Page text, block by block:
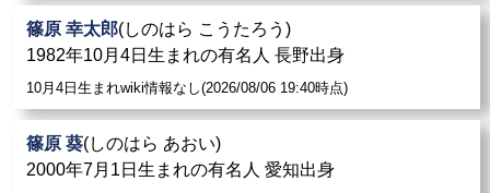
篠原 幸太郎(しのはら こうたろう)
1982年10月4日生まれの有名人 長野出身
10月4日生まれwiki情報なし(2026/08/06 19:40時点)
篠原 葵(しのはら あおい)
2000年7月1日生まれの有名人 愛知出身